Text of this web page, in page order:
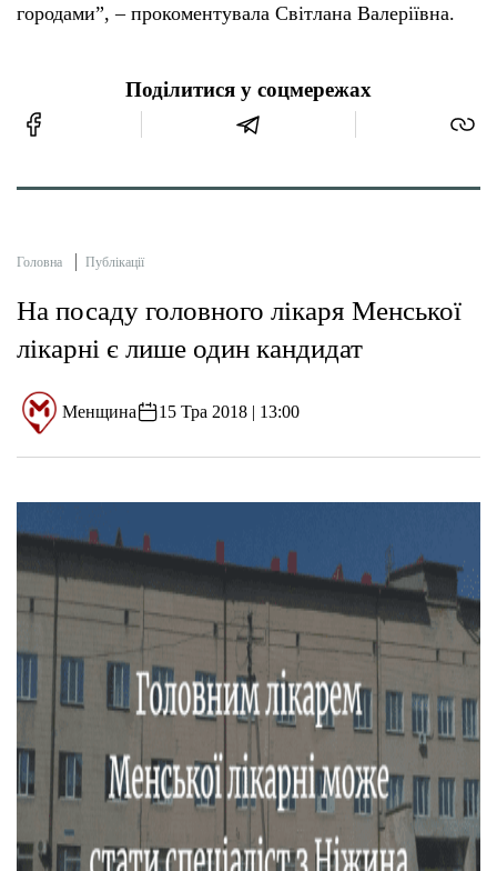
городами”, – прокоментувала Світлана Валеріївна.
Поділитися у соцмережах
Головна Публікації
На посаду головного лікаря Менської
лікарні є лише один кандидат
Менщина 15 Тра 2018 | 13:00